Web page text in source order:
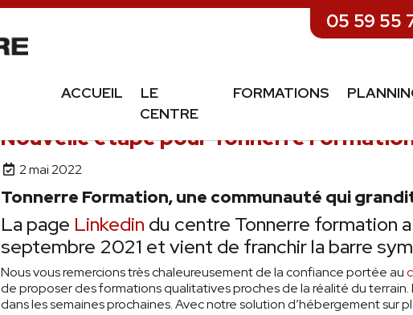
05 59 55
ACCUEIL
LE
CENTRE
FORMATIONS
Nouvelle étape pour Tonnerre
2 mai 2022
Tonnerre Formation, une communauté qui
La page Linkedin du centre Tonnerre formation
septembre 2021 et vient de franchir la barre
Nous vous remercions très chaleureusement de la confiance portée au
de proposer des formations qualitatives proches de la réalité du
dans les semaines prochaines. Avec notre solution d’hébergement sur